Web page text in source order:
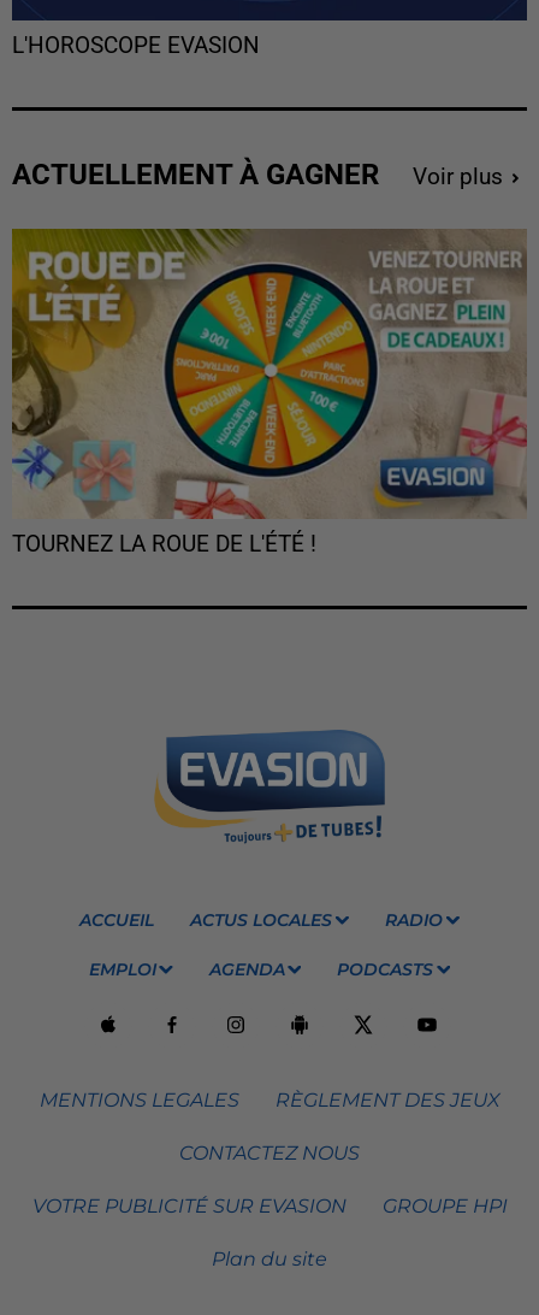
L'HOROSCOPE EVASION
ACTUELLEMENT À GAGNER Voir plus
TOURNEZ LA ROUE DE L'ÉTÉ !
ACCUEIL ACTUS LOCALES RADIO
EMPLOI AGENDA PODCASTS
MENTIONS LEGALES RÈGLEMENT DES JEUX
CONTACTEZ NOUS
VOTRE PUBLICITÉ SUR EVASION GROUPE HPI
Plan du site